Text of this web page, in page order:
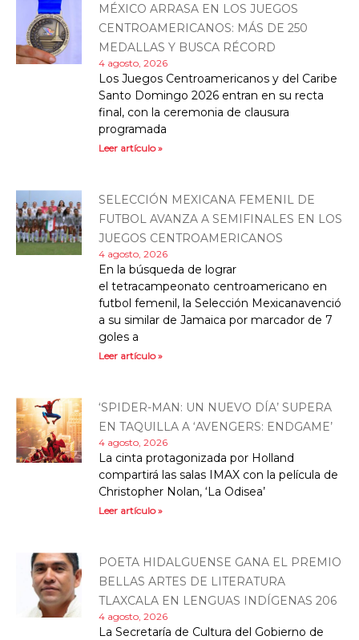
MÉXICO ARRASA EN LOS JUEGOS
CENTROAMERICANOS: MÁS DE 250
MEDALLAS Y BUSCA RÉCORD
4 agosto, 2026
Los Juegos Centroamericanos y del Caribe
Santo Domingo 2026 entran en su recta
final, con la ceremonia de clausura
programada
Leer artículo »
SELECCIÓN MEXICANA FEMENIL DE
FUTBOL AVANZA A SEMIFINALES EN LOS
JUEGOS CENTROAMERICANOS
4 agosto, 2026
En la búsqueda de lograr
el tetracampeonato centroamericano en
futbol femenil, la Selección Mexicanavenció
a su similar de Jamaica por marcador de 7
goles a
Leer artículo »
‘SPIDER-MAN: UN NUEVO DÍA’ SUPERA
EN TAQUILLA A ‘AVENGERS: ENDGAME’
4 agosto, 2026
La cinta protagonizada por Holland
compartirá las salas IMAX con la película de
Christopher Nolan, ‘La Odisea’
Leer artículo »
POETA HIDALGUENSE GANA EL PREMIO
BELLAS ARTES DE LITERATURA
TLAXCALA EN LENGUAS INDÍGENAS 206
4 agosto, 2026
La Secretaría de Cultura del Gobierno de